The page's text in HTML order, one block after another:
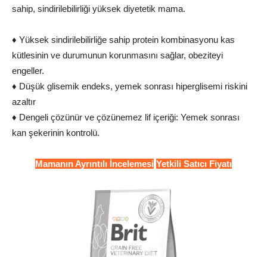
sahip, sindirilebilirliği yüksek diyetetik mama.
♦ Yüksek sindirilebilirliğe sahip protein kombinasyonu kas
kütlesinin ve durumunun korunmasını sağlar, obeziteyi
engeller.
♦ Düşük glisemik endeks, yemek sonrası hiperglisemi riskini
azaltır
♦ Dengeli çözünür ve çözünemez lif içeriği: Yemek sonrası
kan şekerinin kontrolü.
Mamanın Ayrıntılı İncelemesi Yetkili Satıcı Fiyatı